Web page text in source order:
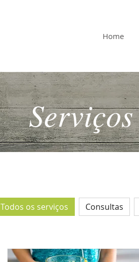
Home
Serviços
Todos os serviços Consultas